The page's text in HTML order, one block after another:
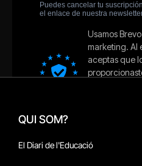
QUI SOM?
El Diari de l'Educació